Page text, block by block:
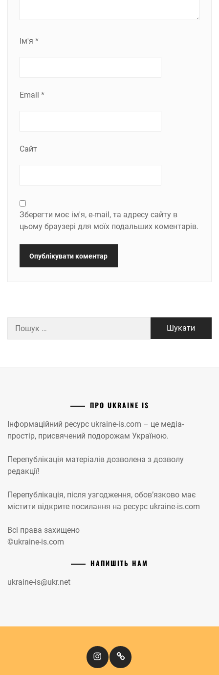
Ім'я *
Email *
Сайт
Зберегти моє ім'я, e-mail, та адресу сайту в
цьому браузері для моїх подальших коментарів.
ПРО UKRAINE IS
Інформаційний ресурс ukraine-is.com – це медіа-
простір, присвячений подорожам Україною.
Перепублікація матеріалів дозволена з дозволу
редакції!
Перепублікація, після узгодження, обов’язково має
містити відкрите посилання на ресурс ukraine-is.com
Всі права захищено
©ukraine-is.com
НАПИШІТЬ НАМ
ukraine-is@ukr.net
InstagramКіномандри